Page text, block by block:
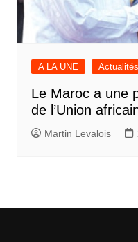
A LA UNE Actualités
Le Maroc a une
de l’Union
Martin Levalois